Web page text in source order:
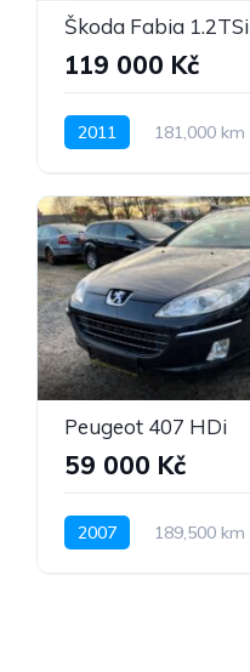
Škoda Fabia 1.2TSi
119 000 Kč
2011 181,000 km
Peugeot 407 HDi
59 000 Kč
2007 189,500 km